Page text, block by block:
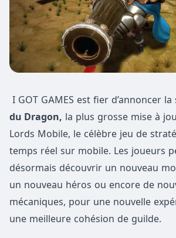
I GOT GAMES est fier d’annoncer la
du Dragon, la plus grosse mise à
Lords Mobile, le célèbre jeu de
temps réel sur mobile. Les joueurs
désormais découvrir un nouveau
un nouveau héros ou encore de
mécaniques, pour une nouvelle
une meilleure cohésion de guilde.